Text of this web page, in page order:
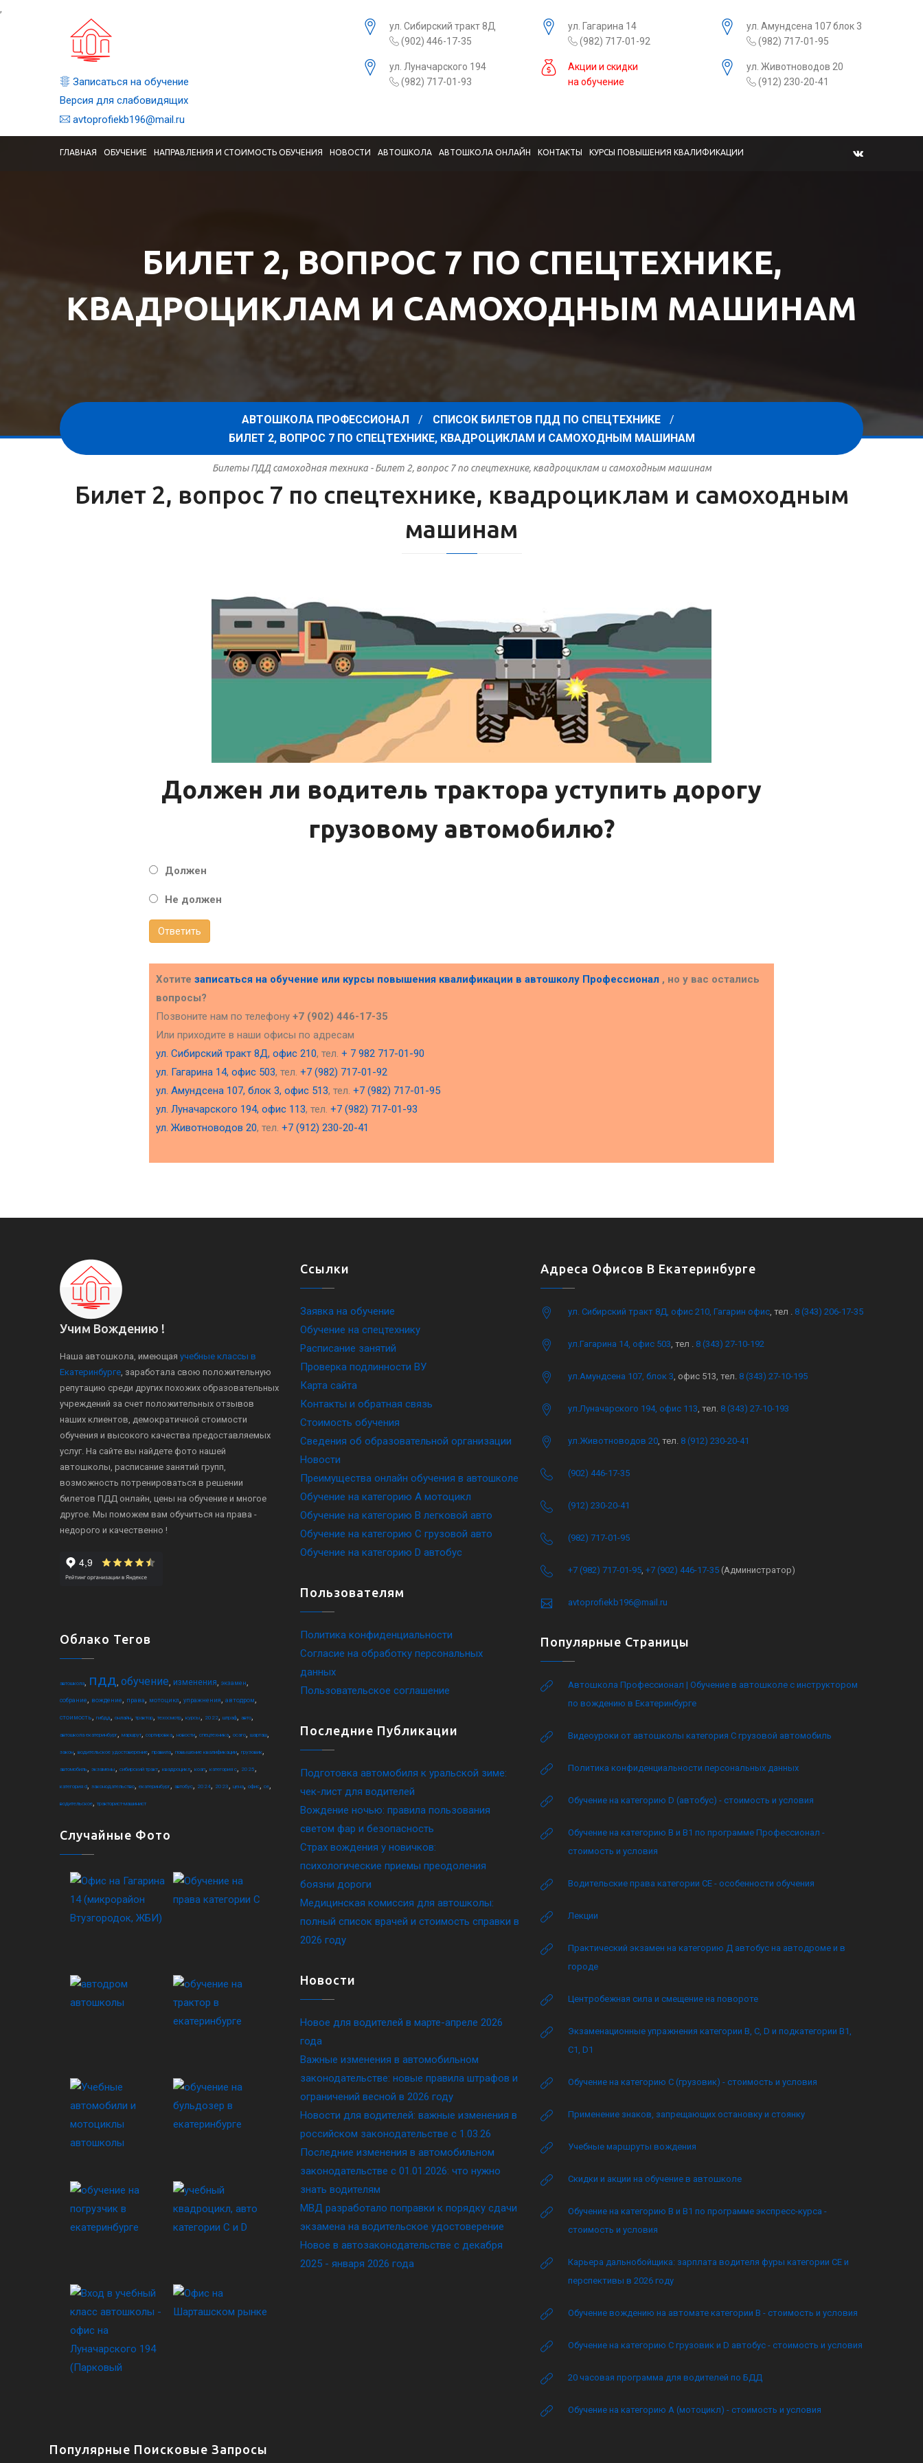
,
Записаться на обучение
Версия для слабовидящих
avtoprofiekb196@mail.ru
ул. Сибирский тракт 8Д
(902) 446-17-35
ул. Гагарина 14
(982) 717-01-92
ул. Амундсена 107 блок 3
(982) 717-01-95
ул. Луначарского 194
(982) 717-01-93
Акции и скидки
на обучение
ул. Животноводов 20
(912) 230-20-41
ГЛАВНАЯ ОБУЧЕНИЕ НАПРАВЛЕНИЯ И СТОИМОСТЬ ОБУЧЕНИЯ НОВОСТИ АВТОШКОЛА АВТОШКОЛА ОНЛАЙН КОНТАКТЫ КУРСЫ ПОВЫШЕНИЯ КВАЛИФИКАЦИИ
БИЛЕТ 2, ВОПРОС 7 ПО СПЕЦТЕХНИКЕ,
КВАДРОЦИКЛАМ И САМОХОДНЫМ МАШИНАМ
АВТОШКОЛА ПРОФЕССИОНАЛ
СПИСОК БИЛЕТОВ ПДД ПО СПЕЦТЕХНИКЕ
БИЛЕТ 2, ВОПРОС 7 ПО СПЕЦТЕХНИКЕ, КВАДРОЦИКЛАМ И САМОХОДНЫМ МАШИНАМ
Билеты ПДД самоходная техника - Билет 2, вопрос 7 по спецтехнике, квадроциклам и самоходным машинам
Билет 2, вопрос 7 по спецтехнике, квадроциклам и самоходным
машинам
Должен ли водитель трактора уступить дорогу
грузовому автомобилю?
Должен
Не должен
Ответить
Хотите записаться на обучение или курсы повышения квалификации в автошколу Профессионал , но у вас остались
вопросы?
Позвоните нам по телефону +7 (902) 446-17-35
Или приходите в наши офисы по адресам
ул. Сибирский тракт 8Д, офис 210, тел. + 7 982 717-01-90
ул. Гагарина 14, офис 503, тел. +7 (982) 717-01-92
ул. Амундсена 107, блок 3, офис 513, тел. +7 (982) 717-01-95
ул. Луначарского 194, офис 113, тел. +7 (982) 717-01-93
ул. Животноводов 20, тел. +7 (912) 230-20-41
Учим Вождению !
Наша автошкола, имеющая учебные классы в
Екатеринбурге , заработала свою положительную
репутацию среди других похожих образовательных
учреждений за счет положительных отзывов
наших клиентов, демократичной стоимости
обучения и высокого качества предоставляемых
услуг. На сайте вы найдете фото нашей
автошколы, расписание занятий групп,
возможность потренироваться в решении
билетов ПДД онлайн, цены на обучение и многое
другое. Мы поможем вам обучиться на права -
недорого и качественно !
Облако Тегов
автошкола пдд обучение изменения экзамен
собрание вождение права мотоцикл упражнения автодром
стоимость гибдд онлайн трактор техосмотр курсы 2022 штраф авто
автошкола екатеринбург маршрут сортировка новости спецтехника осаго шарташ
закон водительское удостоверение правила повышение квалификации грузовик
автомобиль экзамены сибирский тракт квадроцикл коап категория c 2025
категория d законодательство екатеринбург автобус 2024 2023 цена офис ce
водительское тракторист-машинист
Случайные Фото
Ссылки
Заявка на обучение
Обучение на спецтехнику
Расписание занятий
Проверка подлинности ВУ
Карта сайта
Контакты и обратная связь
Стоимость обучения
Сведения об образовательной организации
Новости
Преимущества онлайн обучения в автошколе
Обучение на категорию A мотоцикл
Обучение на категорию B легковой авто
Обучение на категорию C грузовой авто
Обучение на категорию D автобус
Пользователям
Политика конфиденциальности
Согласие на обработку персональных
данных
Пользовательское соглашение
Последние Публикации
Подготовка автомобиля к уральской зиме:
чек-лист для водителей
Вождение ночью: правила пользования
светом фар и безопасность
Страх вождения у новичков:
психологические приемы преодоления
боязни дороги
Медицинская комиссия для автошколы:
полный список врачей и стоимость справки в
2026 году
Новости
Новое для водителей в марте-апреле 2026
года
Важные изменения в автомобильном
законодательстве: новые правила штрафов и
ограничений весной в 2026 году
Новости для водителей: важные изменения в
российском законодательстве c 1.03.26
Последние изменения в автомобильном
законодательстве c 01.01.2026: что нужно
знать водителям
МВД разработало поправки к порядку сдачи
экзамена на водительское удостоверение
Новое в автозаконодательстве с декабря
2025 - января 2026 года
Адреса Офисов В Екатеринбурге
ул. Сибирский тракт 8Д, офис 210, Гагарин офис , тел . 8 (343) 206-17-35
ул.Гагарина 14, офис 503 , тел . 8 (343) 27-10-192
ул.Амундсена 107, блок 3 , офис 513, тел. 8 (343) 27-10-195
ул.Луначарского 194, офис 113 , тел. 8 (343) 27-10-193
ул.Животноводов 20 , тел. 8 (912) 230-20-41
(902) 446-17-35
(912) 230-20-41
(982) 717-01-95
+7 (982) 717-01-95 +7 (902) 446-17-35 (Администратор)
avtoprofiekb196@mail.ru
Популярные Страницы
Автошкола Профессионал | Обучение в автошколе с инструктором
по вождению в Екатеринбурге
Видеоуроки от автошколы категория C грузовой автомобиль
Политика конфиденциальности персональных данных
Обучение на категорию D (автобус) - стоимость и условия
Обучение на категорию B и B1 по программе Профессионал -
стоимость и условия
Водительские права категории CE - особенности обучения
Лекции
Практический экзамен на категорию Д автобус на автодроме и в
городе
Центробежная сила и смещение на повороте
Экзаменационные упражнения категории B, C, D и подкатегории B1,
C1, D1
Обучение на категорию C (грузовик) - стоимость и условия
Применение знаков, запрещающих остановку и стоянку
Учебные маршруты вождения
Скидки и акции на обучение в автошколе
Обучение на категорию B и B1 по программе экспресс-курса -
стоимость и условия
Карьера дальнобойщика: зарплата водителя фуры категории CE и
перспективы в 2026 году
Обучение вождению на автомате категории B - стоимость и условия
Обучение на категорию C грузовик и D автобус - стоимость и условия
20 часовая программа для водителей по БДД
Обучение на категорию А (мотоцикл) - стоимость и условия
Популярные Поисковые Запросы